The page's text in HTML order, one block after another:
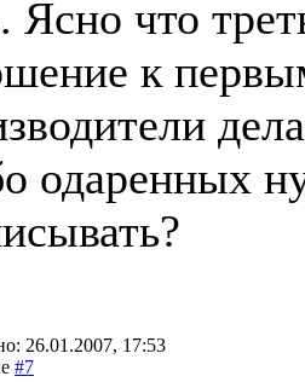
Ясно что
к
одаренных
26.01.2007, 17:53
#7